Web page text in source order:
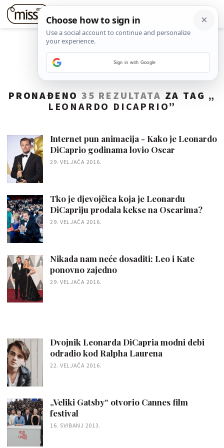
PRONAĐENO35 REZULTATA ZA TAG „
LEONARDO DICAPRIO”
Internet pun animacija - Kako je Leonardo
DiCaprio godinama lovio Oscar
29. VELJAČA 2016.
Tko je djevojčica koja je Leonardu
DiCapriju prodala kekse na Oscarima?
29. VELJAČA 2016.
Nikada nam neće dosaditi: Leo i Kate
ponovno zajedno
29. VELJAČA 2016.
Dvojnik Leonarda DiCapria modni debi
odradio kod Ralpha Laurena
22. VELJAČA 2016.
„Veliki Gatsby“ otvorio Cannes film
festival
16. SVIBANJ 2013.
Sign in with Google